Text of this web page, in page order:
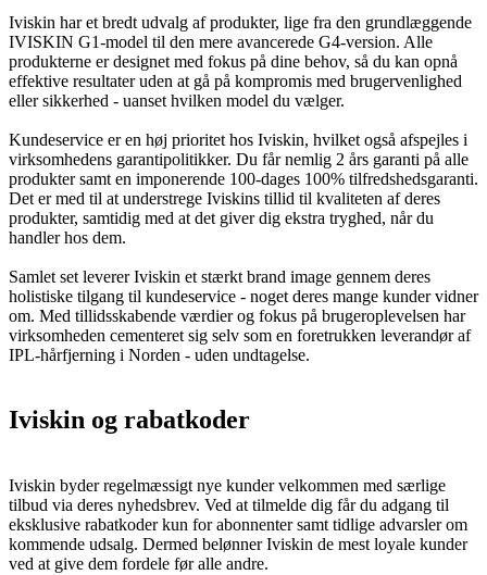
Iviskin har et bredt udvalg af produkter, lige fra den grundlæggende
IVISKIN G1-model til den mere avancerede G4-version. Alle
produkterne er designet med fokus på dine behov, så du kan opnå
effektive resultater uden at gå på kompromis med brugervenlighed
eller sikkerhed - uanset hvilken model du vælger.
Kundeservice er en høj prioritet hos Iviskin, hvilket også afspejles i
virksomhedens garantipolitikker. Du får nemlig 2 års garanti på alle
produkter samt en imponerende 100-dages 100% tilfredshedsgaranti.
Det er med til at understrege Iviskins tillid til kvaliteten af deres
produkter, samtidig med at det giver dig ekstra tryghed, når du
handler hos dem.
Samlet set leverer Iviskin et stærkt brand image gennem deres
holistiske tilgang til kundeservice - noget deres mange kunder vidner
om. Med tillidsskabende værdier og fokus på brugeroplevelsen har
virksomheden cementeret sig selv som en foretrukken leverandør af
IPL-hårfjerning i Norden - uden undtagelse.
Iviskin og rabatkoder
Iviskin byder regelmæssigt nye kunder velkommen med særlige
tilbud via deres nyhedsbrev. Ved at tilmelde dig får du adgang til
eksklusive rabatkoder kun for abonnenter samt tidlige advarsler om
kommende udsalg. Dermed belønner Iviskin de mest loyale kunder
ved at give dem fordele før alle andre.